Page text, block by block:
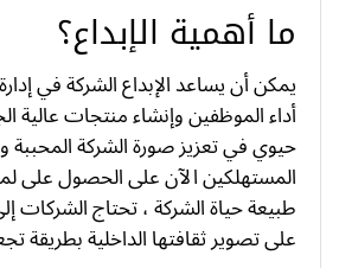
ما أهمية الإبداع؟
يمكن أن يساعد الإبداع الشركة في
أداء الموظفين وإنشاء منتجات عالية
حيوي في تعزيز صورة الشركة المحببة
المستهلكين الآن على الحصول على
طبيعة حياة الشركة ، تحتاج الشركات
على تصوير ثقافتها الداخلية بطريقة